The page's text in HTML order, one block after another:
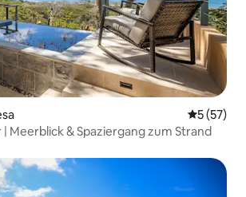
5 (57)
| Meerblick & Spaziergang zum Strand